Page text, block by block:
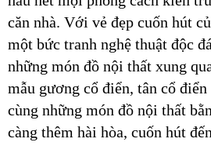
căn nhà. Với vẻ đẹp cuốn hút
một bức tranh nghệ thuật độc
những món đồ nội thất xung
mẫu gương cổ điển, tân cổ
cùng những món đồ nội thất
càng thêm hài hòa, cuốn hút